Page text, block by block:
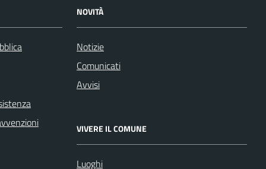
NOVITÀ
Notizie
Comunicati
Avvisi
VIVERE IL COMUNE
Luoghi